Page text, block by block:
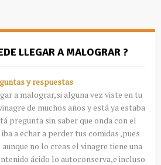
LLEGAR A MALOGRAR ?
y respuestas
a malograr,si alguna vez viste en tu
de muchos años y está ya estaba
pregunta sin saber que onda con el
a echar a perder tus comidas ,pues
no lo creas el vinagre tiene una
ácido lo autoconserva,e incluso